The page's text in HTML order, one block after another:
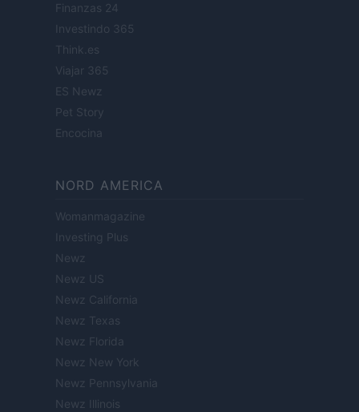
Finanzas 24
Investindo 365
Think.es
Viajar 365
ES Newz
Pet Story
Encocina
NORD AMERICA
Womanmagazine
Investing Plus
Newz
Newz US
Newz California
Newz Texas
Newz Florida
Newz New York
Newz Pennsylvania
Newz Illinois